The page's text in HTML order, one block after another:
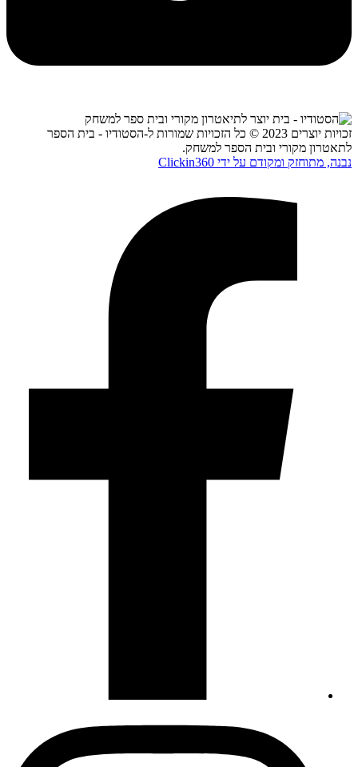
זכויות יוצרים 2023 © כל הזכויות שמורות ל-הסטודיו - בית הספר
לתאטרון מקורי ובית הספר למשחק.
נבנה, מתוחזק ומקודם על ידי Clickin360